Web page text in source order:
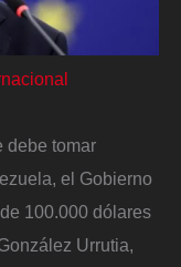
debe tomar
el Gobierno
100.000 dólares
Urrutia,